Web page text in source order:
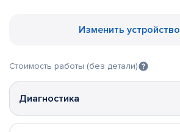
Изменить устройство
Стоимость работы (без детали)
Диагностика